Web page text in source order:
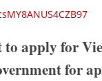
apply for
for